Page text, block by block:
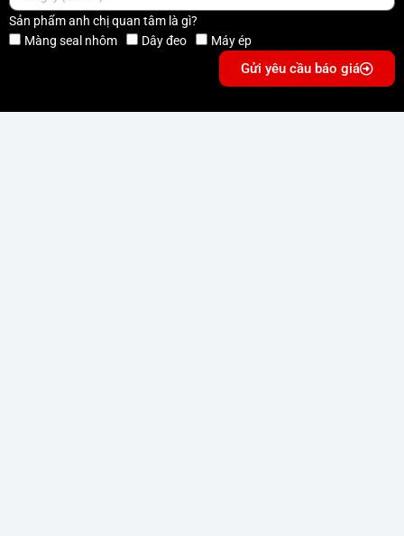
Sản phẩm anh chị quan tâm là gì?
Màng seal nhôm
Dây đeo Máy ép
Gửi yêu cầu báo giá